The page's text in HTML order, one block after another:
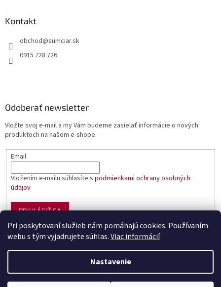
Pri poskytovaní služieb nám pomáhajú cookies. Používaním
webu s tým vyjadrujete súhlas.Viac informácií
Nastavenie
Kontakt
obchod@sumciar.sk
0915 728 726
Odoberať newsletter
Vložte svoj e-mail a my Vám budeme zasielať informácie o nových
produktoch na našom e-shope.
Email
Vložením e-mailu súhlasíte s podmienkami ochrany osobných
údajov
PRIHLÁSIŤ SA
Copyright 2026Sumciar - rybárske potreby. Všetky práva